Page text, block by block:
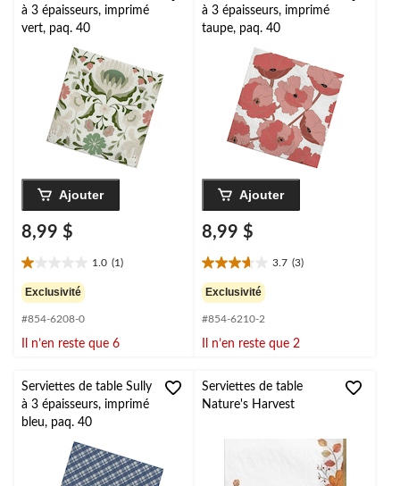
à 3 épaisseurs, imprimé
vert, paq. 40
Ajouter
8,99 $
1.0 (1)
1.0
étoile(s)
sur
5.
1
Exclusivité
#854-6208-0
Il n’en reste que 6
à 3 épaisseurs, imprimé
taupe, paq. 40
Ajouter
8,99 $
3.7 (3)
3.7
étoile(s)
sur
5.
3
Exclusivité
#854-6210-2
Il n’en reste que 2
Serviettes de table Sully
à 3 épaisseurs, imprimé
bleu, paq. 40
Serviettes de table
Nature's Harvest